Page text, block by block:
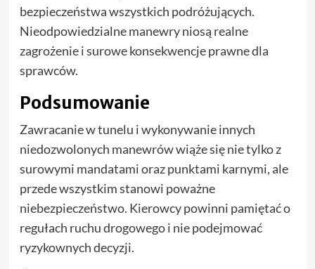
bezpieczeństwa wszystkich podróżujących.
Nieodpowiedzialne manewry niosą realne
zagrożenie i surowe konsekwencje prawne dla
sprawców.
Podsumowanie
Zawracanie w tunelu i wykonywanie innych
niedozwolonych manewrów wiąże się nie tylko z
surowymi mandatami oraz punktami karnymi, ale
przede wszystkim stanowi poważne
niebezpieczeństwo. Kierowcy powinni pamiętać o
regułach ruchu drogowego i nie podejmować
ryzykownych decyzji.